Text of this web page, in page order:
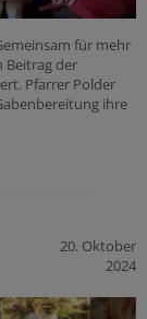
für mehr
Beitrag der
Pfarrer Polder
ihre
20. Oktober
2024